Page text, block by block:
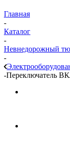
Главная
-
Каталог
-
Невнедорожный
-
-Переключатель